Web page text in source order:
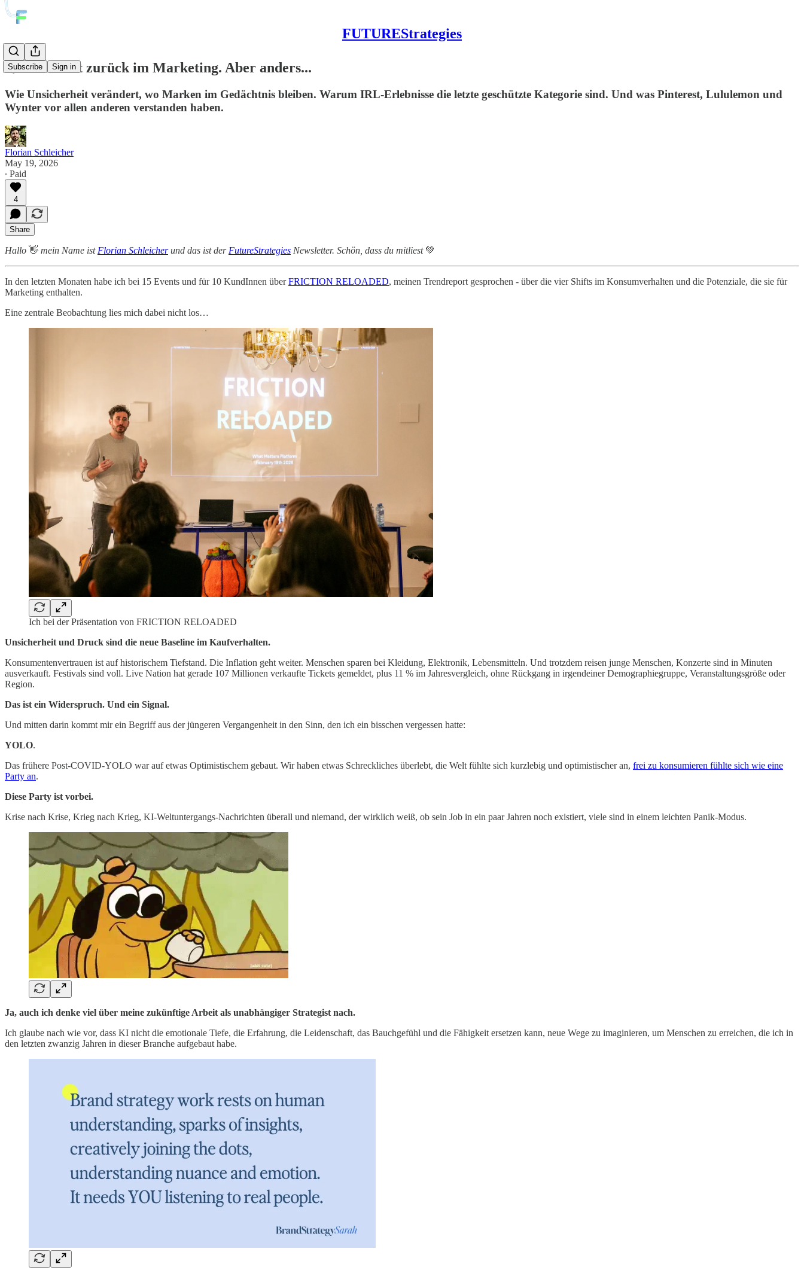
FUTUREStrategies
Subscribe Sign in
🌀 YOLO ist zurück im Marketing. Aber anders...
Wie Unsicherheit verändert, wo Marken im Gedächtnis bleiben. Warum IRL-Erlebnisse die letzte geschützte Kategorie sind. Und was Pinterest, Lululemon und
Wynter vor allen anderen verstanden haben.
Florian Schleicher
May 19, 2026
∙ Paid
4
Share
Hallo 👋 mein Name ist Florian Schleicherund das ist der FutureStrategies Newsletter. Schön, dass du mitliest💚
In den letzten Monaten habe ich bei 15 Events und für 10 KundInnen überFRICTION RELOADED, meinen Trendreport gesprochen - über die vier Shifts im Konsumverhalten und die Potenziale, die sie für
Marketing enthalten.
Eine zentrale Beobachtung lies mich dabei nicht los…
Ich bei der Präsentation von FRICTION RELOADED
Unsicherheit und Druck sind die neue Baseline im Kaufverhalten.
Konsumentenvertrauen ist auf historischem Tiefstand. Die Inflation geht weiter. Menschen sparen bei Kleidung, Elektronik, Lebensmitteln. Und trotzdem reisen junge Menschen, Konzerte sind in Minuten
ausverkauft. Festivals sind voll. Live Nation hat gerade 107 Millionen verkaufte Tickets gemeldet, plus 11 % im Jahresvergleich, ohne Rückgang in irgendeiner Demographiegruppe, Veranstaltungsgröße oder
Region.
Das ist ein Widerspruch. Und ein Signal.
Und mitten darin kommt mir ein Begriff aus der jüngeren Vergangenheit in den Sinn, den ich ein bisschen vergessen hatte:
YOLO.
Das frühere Post-COVID-YOLO war auf etwas Optimistischem gebaut. Wir haben etwas Schreckliches überlebt, die Welt fühlte sich kurzlebig und optimistischer an, frei zu konsumieren fühlte sich wie eine
Party an.
Diese Party ist vorbei.
Krise nach Krise, Krieg nach Krieg, KI-Weltuntergangs-Nachrichten überall und niemand, der wirklich weiß, ob sein Job in ein paar Jahren noch existiert, viele sind in einem leichten Panik-Modus.
Ja, auch ich denke viel über meine zukünftige Arbeit als unabhängiger Strategist nach.
Ich glaube nach wie vor, dass KI nicht die emotionale Tiefe, die Erfahrung, die Leidenschaft, das Bauchgefühl und die Fähigkeit ersetzen kann, neue Wege zu imaginieren, um Menschen zu erreichen, die ich in
den letzten zwanzig Jahren in dieser Branche aufgebaut habe.